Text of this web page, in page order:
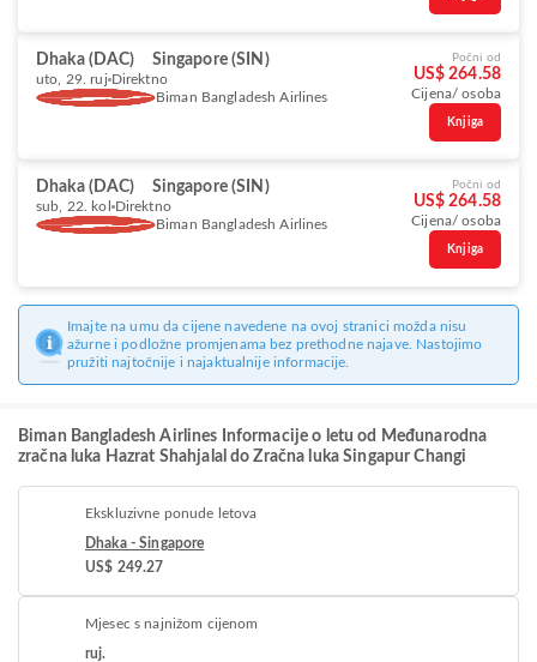
Dhaka (DAC) Singapore (SIN)
uto, 29. ruj Direktno
Biman Bangladesh Airlines
Počni od
US$ 264.58
Cijena/ osoba
Knjiga
Dhaka (DAC) Singapore (SIN)
sub, 22. kol Direktno
Biman Bangladesh Airlines
Počni od
US$ 264.58
Cijena/ osoba
Knjiga
Imajte na umu da cijene navedene na ovoj stranici možda nisu
ažurne i podložne promjenama bez prethodne najave. Nastojimo
pružiti najtočnije i najaktualnije informacije.
Biman Bangladesh Airlines Informacije o letu od Međunarodna
zračna luka Hazrat Shahjalal do Zračna luka Singapur Changi
Ekskluzivne ponude letova
Dhaka - Singapore
US$ 249.27
Mjesec s najnižom cijenom
ruj.